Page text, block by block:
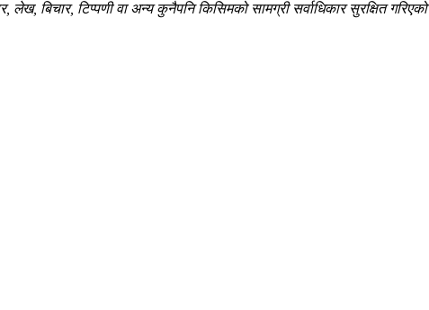
बिचार, टिप्पणी वा अन्य कुनैपनि किसिमको सामग्री सर्वाधिकार सुरक्षित